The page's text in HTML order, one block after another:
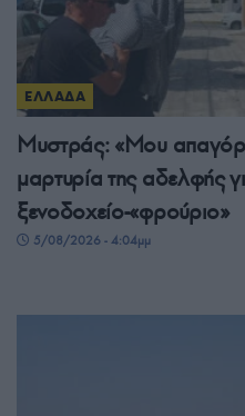
ΕΛΛΑΔΑ
Μυστράς: «Μου
μαρτυρία της αδελφής
ξενοδοχείο-«φρούριο»
5/08/2026 - 4:04μμ